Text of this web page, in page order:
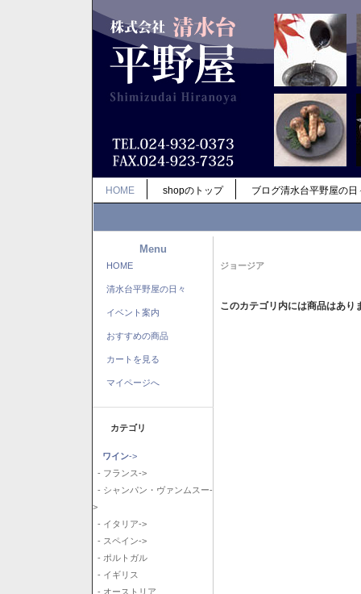
HOME shopのトップ ブログ清水台平野屋の日
Menu
HOME
清水台平野屋の日々
イベント案内
おすすめの商品
カートを見る
マイページへ
カテゴリ
ワイン->
- フランス->
- シャンパン・ヴァンムスー-
>
- イタリア->
- スペイン->
- ポルトガル
- イギリス
- オーストリア
ジョージア
このカテゴリ内には商品はあり